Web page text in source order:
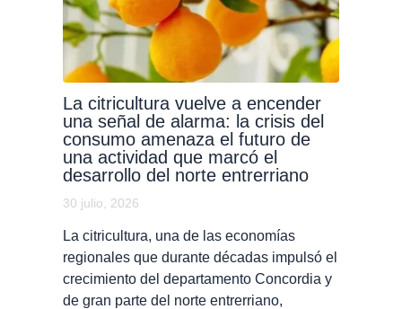
La citricultura vuelve a encender
una señal de alarma: la crisis del
consumo amenaza el futuro de
una actividad que marcó el
desarrollo del norte entrerriano
30 julio, 2026
La citricultura, una de las economías
regionales que durante décadas impulsó el
crecimiento del departamento Concordia y
de gran parte del norte entrerriano,